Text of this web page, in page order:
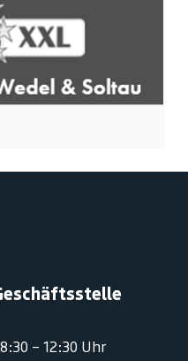
– 12:30 Uhr